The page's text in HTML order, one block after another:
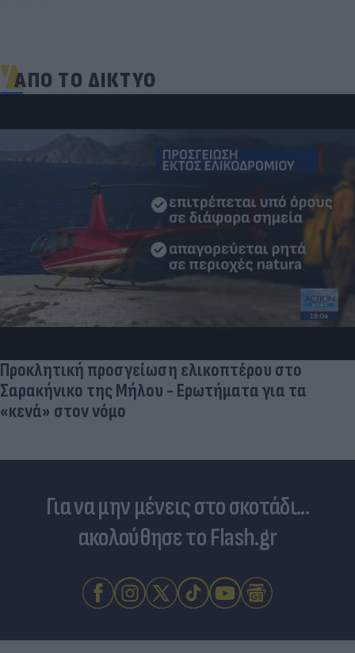
ΑΠΟ ΤΟ ΔΙΚΤΥΟ
Προκλητική προσγείωση ελικοπτέρου στο
Σαρακήνικο της Μήλου - Ερωτήματα για τα
«κενά» στον νόμο
Για να μην μένεις στο σκοτάδι...
ακολούθησε το Flash.gr